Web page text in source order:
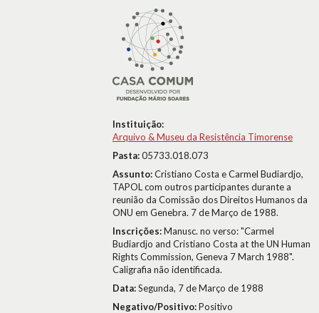
Instituição:
Arquivo & Museu da Resistência Timorense
Pasta:05733.018.073
Assunto:Cristiano Costa e Carmel Budiardjo,
TAPOL com outros participantes durante a
reunião da Comissão dos Direitos Humanos da
ONU em Genebra. 7 de Março de 1988.
Inscrições:Manusc. no verso: "Carmel
Budiardjo and Cristiano Costa at the UN Human
Rights Commission, Geneva 7 March 1988".
Caligrafia não identificada.
Data:Segunda, 7 de Março de 1988
Negativo/Positivo:Positivo